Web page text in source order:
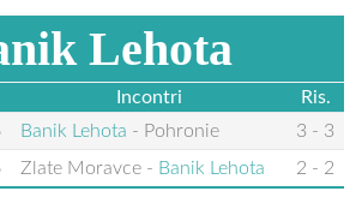
Lehota
Incontri
Ris.
Banik Lehota - Pohronie
3 - 3
Zlate Moravce - Banik Lehota 2 - 2